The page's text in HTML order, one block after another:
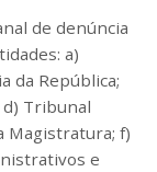
de denúncia
a)
da República;
Tribunal
Magistratura; f)
e